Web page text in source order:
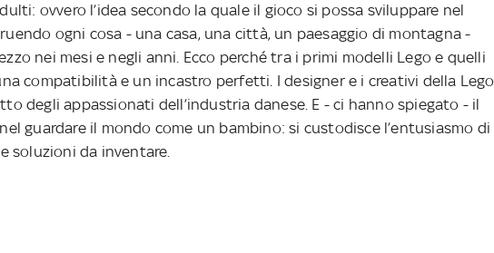
ovvero l’idea secondo la quale il gioco si possa sviluppare nel
ogni cosa - una casa, una città, un paesaggio di montagna -
nei mesi e negli anni. Ecco perché tra i primi modelli Lego e quelli
compatibilità e un incastro perfetti. I designer e i creativi della Lego
degli appassionati dell’industria danese. E - ci hanno spiegato - il
guardare il mondo come un bambino: si custodisce l’entusiasmo di
soluzioni da inventare.